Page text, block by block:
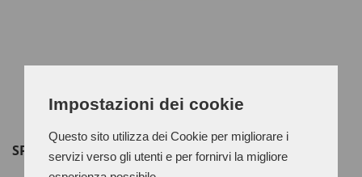
Impostazioni dei cookie
Questo sito utilizza dei Cookie per migliorare i
servizi verso gli utenti e per fornirvi la migliore
SPAZZOLE PANNO MILITARE